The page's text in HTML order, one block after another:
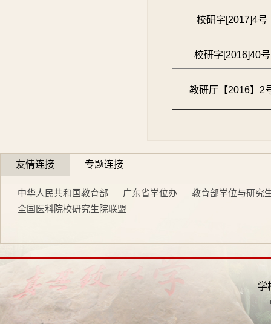
校研字[2017]4号
校研字[2016]40号
教研厅【2016】2
友情连接 专题连接
中华人民共和国教育部 广东省学位办
教育部学位与研究
全国医科院校研究生院联盟
学